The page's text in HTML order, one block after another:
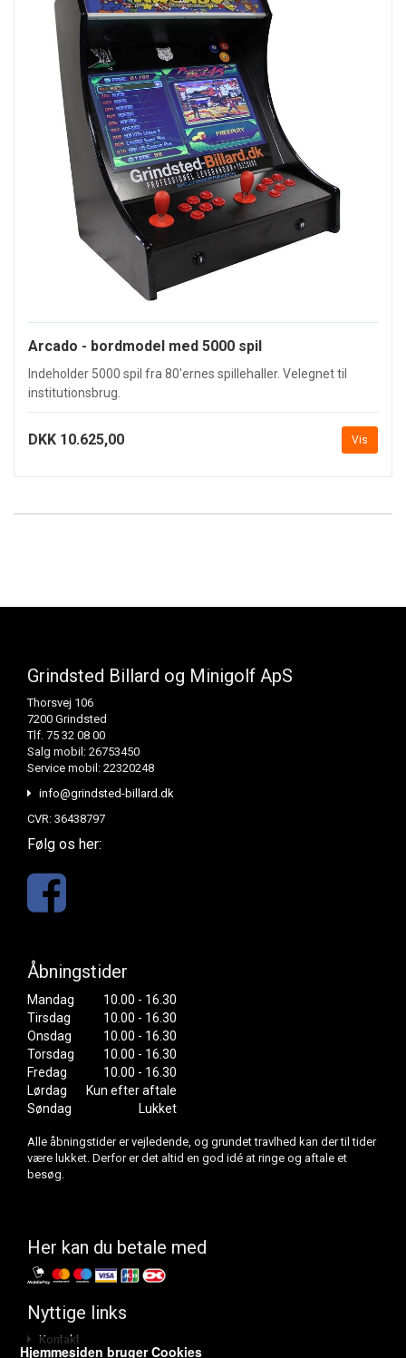
Arcado - bordmodel med 5000 spil
Indeholder 5000 spil fra 80'ernes spillehaller. Velegnet til
institutionsbrug.
DKK 10.625,00 Vis
Grindsted Billard og Minigolf ApS
Thorsvej 106
7200 Grindsted
Tlf. 75 32 08 00
Salg mobil: 26753450
Service mobil: 22320248
info@grindsted-billard.dk
CVR: 36438797
Følg os her:
Åbningstider
Mandag
10.00 - 16.30
Tirsdag
10.00 - 16.30
Onsdag
10.00 - 16.30
Torsdag
10.00 - 16.30
Fredag
10.00 - 16.30
Lørdag
Kun efter aftale
Søndag
Lukket
Alle åbningstider er vejledende, og grundet travlhed kan der til tider
være lukket. Derfor er det altid en god idé at ringe og aftale et
besøg.
Her kan du betale med
Nyttige links
Kontakt
Hjemmesiden bruger Cookies